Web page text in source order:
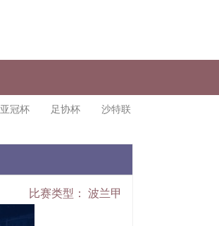
亚冠杯 足协杯 沙特联
比赛类型： 波兰甲